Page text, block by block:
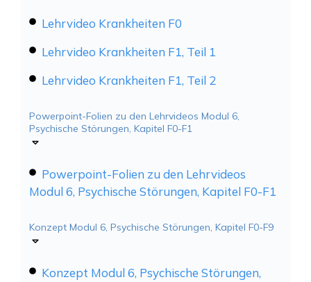
Lehrvideo Krankheiten F0
Lehrvideo Krankheiten F1, Teil 1
Lehrvideo Krankheiten F1, Teil 2
Powerpoint-Folien zu den Lehrvideos Modul 6,
Psychische Störungen, Kapitel F0-F1
Powerpoint-Folien zu den Lehrvideos
Modul 6, Psychische Störungen, Kapitel F0-F1
Konzept Modul 6, Psychische Störungen, Kapitel F0-F9
Konzept Modul 6, Psychische Störungen,